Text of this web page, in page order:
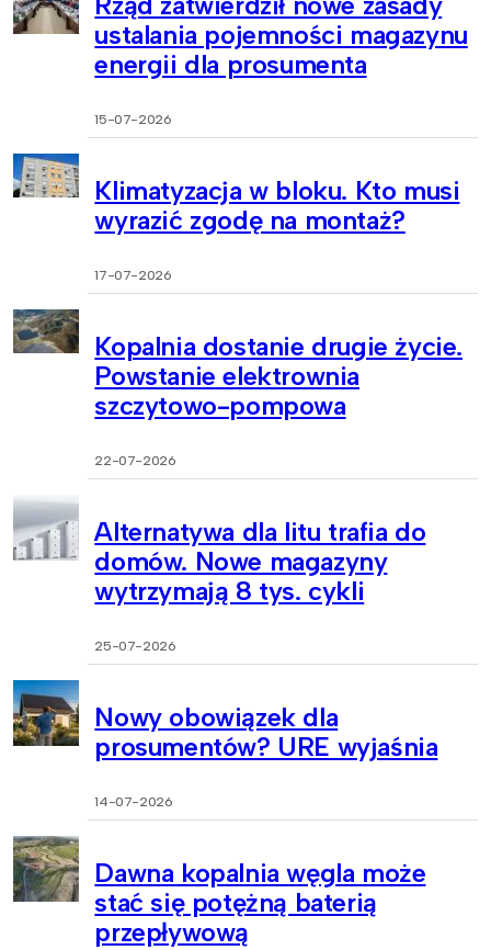
ustalania pojemności magazynu
energii dla prosumenta
15-07-2026
Klimatyzacja w bloku. Kto musi
wyrazić zgodę na montaż?
17-07-2026
Kopalnia dostanie drugie życie.
Powstanie elektrownia
szczytowo-pompowa
22-07-2026
Alternatywa dla litu trafia do
domów. Nowe magazyny
wytrzymają 8 tys. cykli
25-07-2026
Nowy obowiązek dla
prosumentów? URE wyjaśnia
14-07-2026
Dawna kopalnia węgla może
stać się potężną baterią
przepływową